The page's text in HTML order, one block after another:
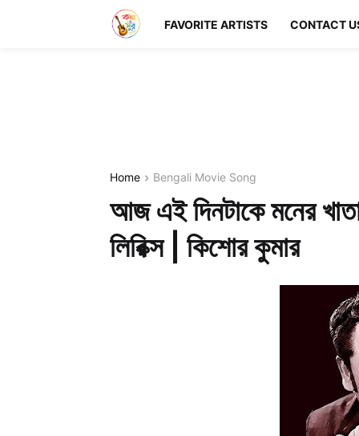
FAVORITE ARTISTS CONTACT
Home Bengali Movie Song
আজ এই দিনটাকে মনের
লিরিক্স | কিশোর কুমার